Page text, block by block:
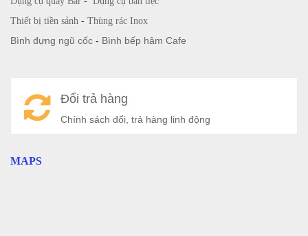
Thiết bị tiền sảnh - Thùng rác Inox
Bình đựng ngũ cốc - Bình bếp hâm Cafe
Đổi trả hàng
Chính sách đổi, trả hàng linh động
MAPS